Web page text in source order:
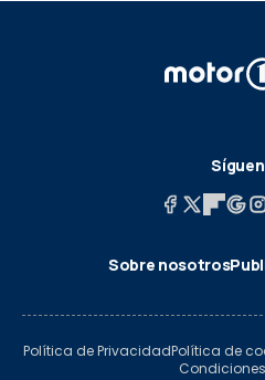
Sobre nosotros
Política de PrivacidadPolítica de